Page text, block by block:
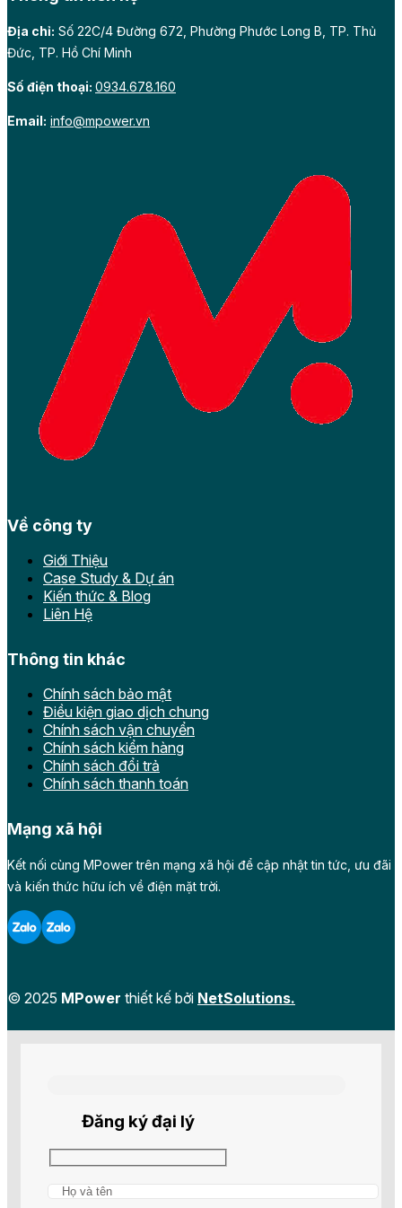
Địa chỉ: Số 22C/4 Đường 672, Phường Phước Long B, TP. Thủ
Đức, TP. Hồ Chí Minh
Số điện thoại: 0934.678.160
Email: info@mpower.vn
Về công ty
Giới Thiệu
Case Study & Dự án
Kiến thức & Blog
Liên Hệ
Thông tin khác
Chính sách bảo mật
Điều kiện giao dịch chung
Chính sách vận chuyển
Chính sách kiểm hàng
Chính sách đổi trả
Chính sách thanh toán
Mạng xã hội
Kết nối cùng MPower trên mạng xã hội để cập nhật tin tức, ưu đãi
và kiến thức hữu ích về điện mặt trời.
© 2025 MPower thiết kế bởi NetSolutions.
Đăng ký đại lý